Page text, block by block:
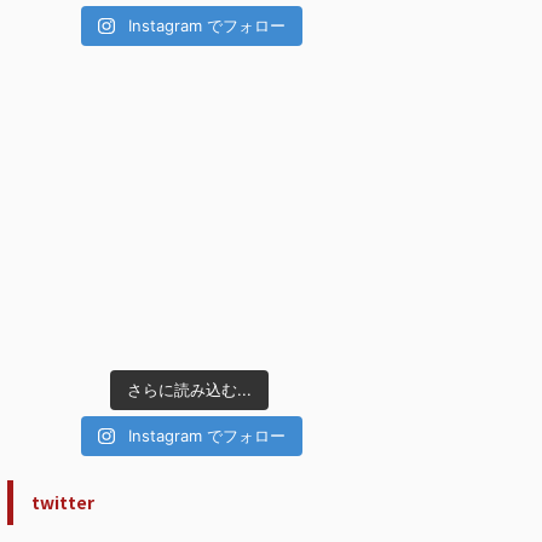
Instagram でフォロー
さらに読み込む...
Instagram でフォロー
twitter